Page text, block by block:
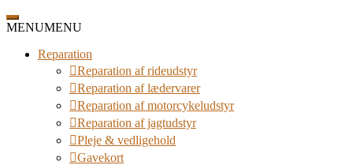
Spring
til
MENUMENU
Reparation
Reparation af rideudstyr
Reparation af lædervarer
Reparation af motorcykeludstyr
Reparation af jagtudstyr
Pleje & vedligehold
Gavekort